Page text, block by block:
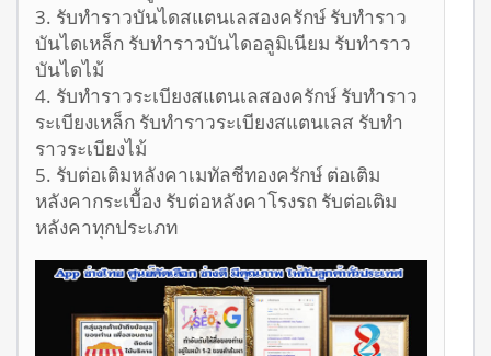
3. รับทำราวบันไดสแตนเลสองครักษ์ รับทำราว
บันไดเหล็ก รับทำราวบันไดอลูมิเนียม รับทำราว
บันไดไม้
4. รับทำราวระเบียงสแตนเลสองครักษ์ รับทำราว
ระเบียงเหล็ก รับทำราวระเบียงสแตนเลส รับทำ
ราวระเบียงไม้
5. รับต่อเติมหลังคาเมทัลชีทองครักษ์ ต่อเติม
หลังคากระเบื้อง รับต่อหลังคาโรงรถ รับต่อเติม
หลังคาทุกประเภท